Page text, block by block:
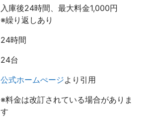
入庫後24時間、最大料金1,000円
※繰り返しあり
24時間
24台
公式ホームぺージより引用
※料金は改訂されている場合がありま
す